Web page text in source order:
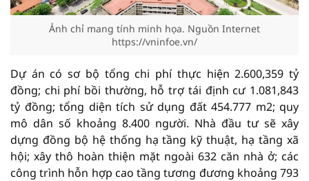
Ảnh chỉ mang tính minh họa. Nguồn Internet
https://vninfoe.vn/
Dự án có sơ bộ tổng chi phí thực hiện 2.600,359 tỷ
đồng; chi phí bồi thường, hỗ trợ tái định cư 1.081,843
tỷ đồng; tổng diện tích sử dụng đất 454.777 m2; quy
mô dân số khoảng 8.400 người. Nhà đầu tư sẽ xây
dựng đồng bộ hệ thống hạ tầng kỹ thuật, hạ tầng xã
hội; xây thô hoàn thiện mặt ngoài 632 căn nhà ở; các
công trình hỗn hợp cao tầng tương đương khoảng 793